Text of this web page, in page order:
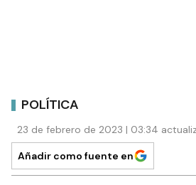
POLÍTICA
23 de febrero de 2023 | 03:34
Añadir como fuente en